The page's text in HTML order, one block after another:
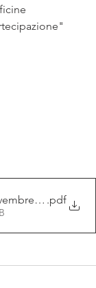
Betti
.pdf